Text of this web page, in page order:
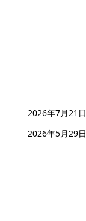
2026年7月21日
2026年5月29日